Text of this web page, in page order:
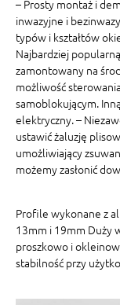
– Prosty montaż i
inwazyjne i
typów i kształtów
Najbardziej
zamontowany na
możliwość
samoblokującym.
elektryczny. –
ustawić żaluzję
umożliwiający
możemy zasłonić
Profile wykonane z
13mm i 19mm Duży
proszkowo i
stabilność przy